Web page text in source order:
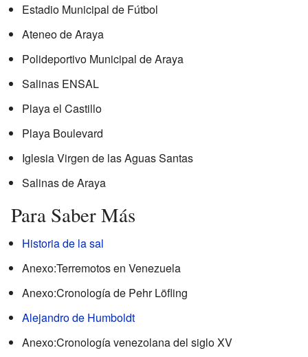
Estadio Municipal de Fútbol
Ateneo de Araya
Polideportivo Municipal de Araya
Salinas ENSAL
Playa el Castillo
Playa Boulevard
Iglesia Virgen de las Aguas Santas
Salinas de Araya
Para Saber Más
Historia de la sal
Anexo:Terremotos en Venezuela
Anexo:Cronología de Pehr Löfling
Alejandro de Humboldt
Anexo:Cronología venezolana del siglo XV